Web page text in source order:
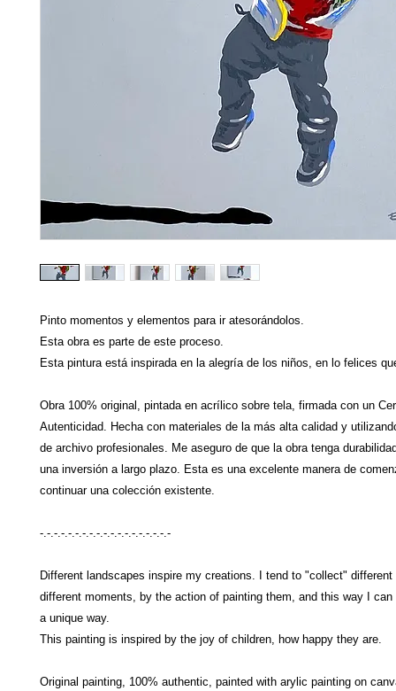
Pinto momentos y elementos para ir atesorándolos.
Esta obra es parte de este proceso.
Esta pintura está inspirada en la alegría de los niños, en lo felices
Obra 100% original, pintada en acrílico sobre tela, firmada con un
Autenticidad. Hecha con materiales de la más alta calidad y
de archivo profesionales. Me aseguro de que la obra tenga
una inversión a largo plazo. Esta es una excelente manera de
continuar una colección existente.
-.-.-.-.-.-.-.-.-.-.-.-.-.-.-.-.-.-.-
Different landscapes inspire my creations. I tend to "collect" different
different moments, by the action of painting them, and this way I can
a unique way.
This painting is inspired by the joy of children, how happy they are.
Original painting, 100% authentic, painted with arylic painting on